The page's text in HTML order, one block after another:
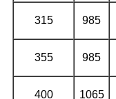
315 985
355 985
400 1065